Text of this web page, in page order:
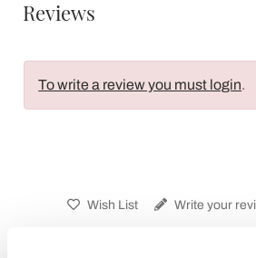
Reviews
To write a review you must login.
Wish List Write your